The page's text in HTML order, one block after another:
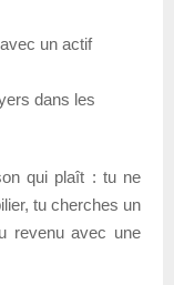
avec un actif
dans les
qui plaît : tu ne
tu cherches un
revenu avec une